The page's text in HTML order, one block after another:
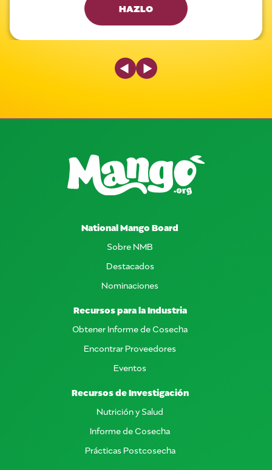
HAZLO
Previous Slide
Next Slide
National Mango Board
Sobre NMB
Destacados
Nominaciones
Recursos para la Industria
Obtener Informe de Cosecha
Encontrar Proveedores
Eventos
Recursos de Investigación
Nutrición y Salud
Informe de Cosecha
Prácticas Postcosecha